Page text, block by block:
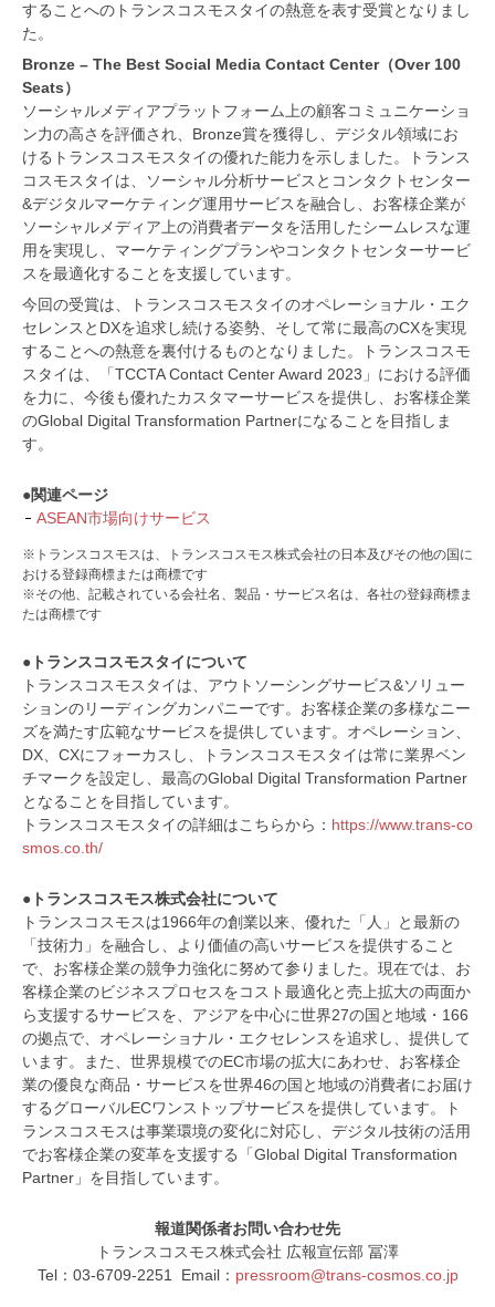
することへのトランスコスモスタイの熱意を表す受賞となりまし
た。
Bronze – The Best Social Media Contact Center（Over 100
Seats）
ソーシャルメディアプラットフォーム上の顧客コミュニケーショ
ン力の高さを評価され、Bronze賞を獲得し、デジタル領域にお
けるトランスコスモスタイの優れた能力を示しました。トランス
コスモスタイは、ソーシャル分析サービスとコンタクトセンター
&デジタルマーケティング運用サービスを融合し、お客様企業が
ソーシャルメディア上の消費者データを活用したシームレスな運
用を実現し、マーケティングプランやコンタクトセンターサービ
スを最適化することを支援しています。
今回の受賞は、トランスコスモスタイのオペレーショナル・エク
セレンスとDXを追求し続ける姿勢、そして常に最高のCXを実現
することへの熱意を裏付けるものとなりました。トランスコスモ
スタイは、「TCCTA Contact Center Award 2023」における評価
を力に、今後も優れたカスタマーサービスを提供し、お客様企業
のGlobal Digital Transformation Partnerになることを目指しま
す。
●関連ページ
ASEAN市場向けサービス
※トランスコスモスは、トランスコスモス株式会社の日本及びその他の国に
おける登録商標または商標です
※その他、記載されている会社名、製品・サービス名は、各社の登録商標ま
たは商標です
●トランスコスモスタイについて
トランスコスモスタイは、アウトソーシングサービス&ソリュー
ションのリーディングカンパニーです。お客様企業の多様なニー
ズを満たす広範なサービスを提供しています。オペレーション、
DX、CXにフォーカスし、トランスコスモスタイは常に業界ベン
チマークを設定し、最高のGlobal Digital Transformation Partner
となることを目指しています。
トランスコスモスタイの詳細はこちらから： https://www.trans-co
smos.co.th/
●トランスコスモス株式会社について
トランスコスモスは1966年の創業以来、優れた「人」と最新の
「技術力」を融合し、より価値の高いサービスを提供すること
で、お客様企業の競争力強化に努めて参りました。現在では、お
客様企業のビジネスプロセスをコスト最適化と売上拡大の両面か
ら支援するサービスを、アジアを中心に世界27の国と地域・166
の拠点で、オペレーショナル・エクセレンスを追求し、提供して
います。また、世界規模でのEC市場の拡大にあわせ、お客様企
業の優良な商品・サービスを世界46の国と地域の消費者にお届け
するグローバルECワンストップサービスを提供しています。ト
ランスコスモスは事業環境の変化に対応し、デジタル技術の活用
でお客様企業の変革を支援する「Global Digital Transformation
Partner」を目指しています。
報道関係者お問い合わせ先
トランスコスモス株式会社 広報宣伝部 冨澤
Tel：03-6709-2251 Email： pressroom@trans-cosmos.co.jp